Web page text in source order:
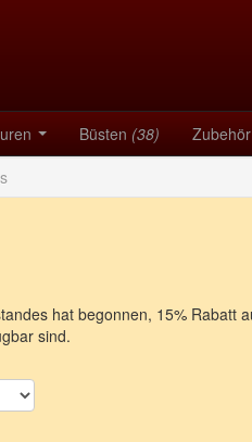
Büsten (38) Zubehör
hat begonnen, 15% Rabatt
sind.